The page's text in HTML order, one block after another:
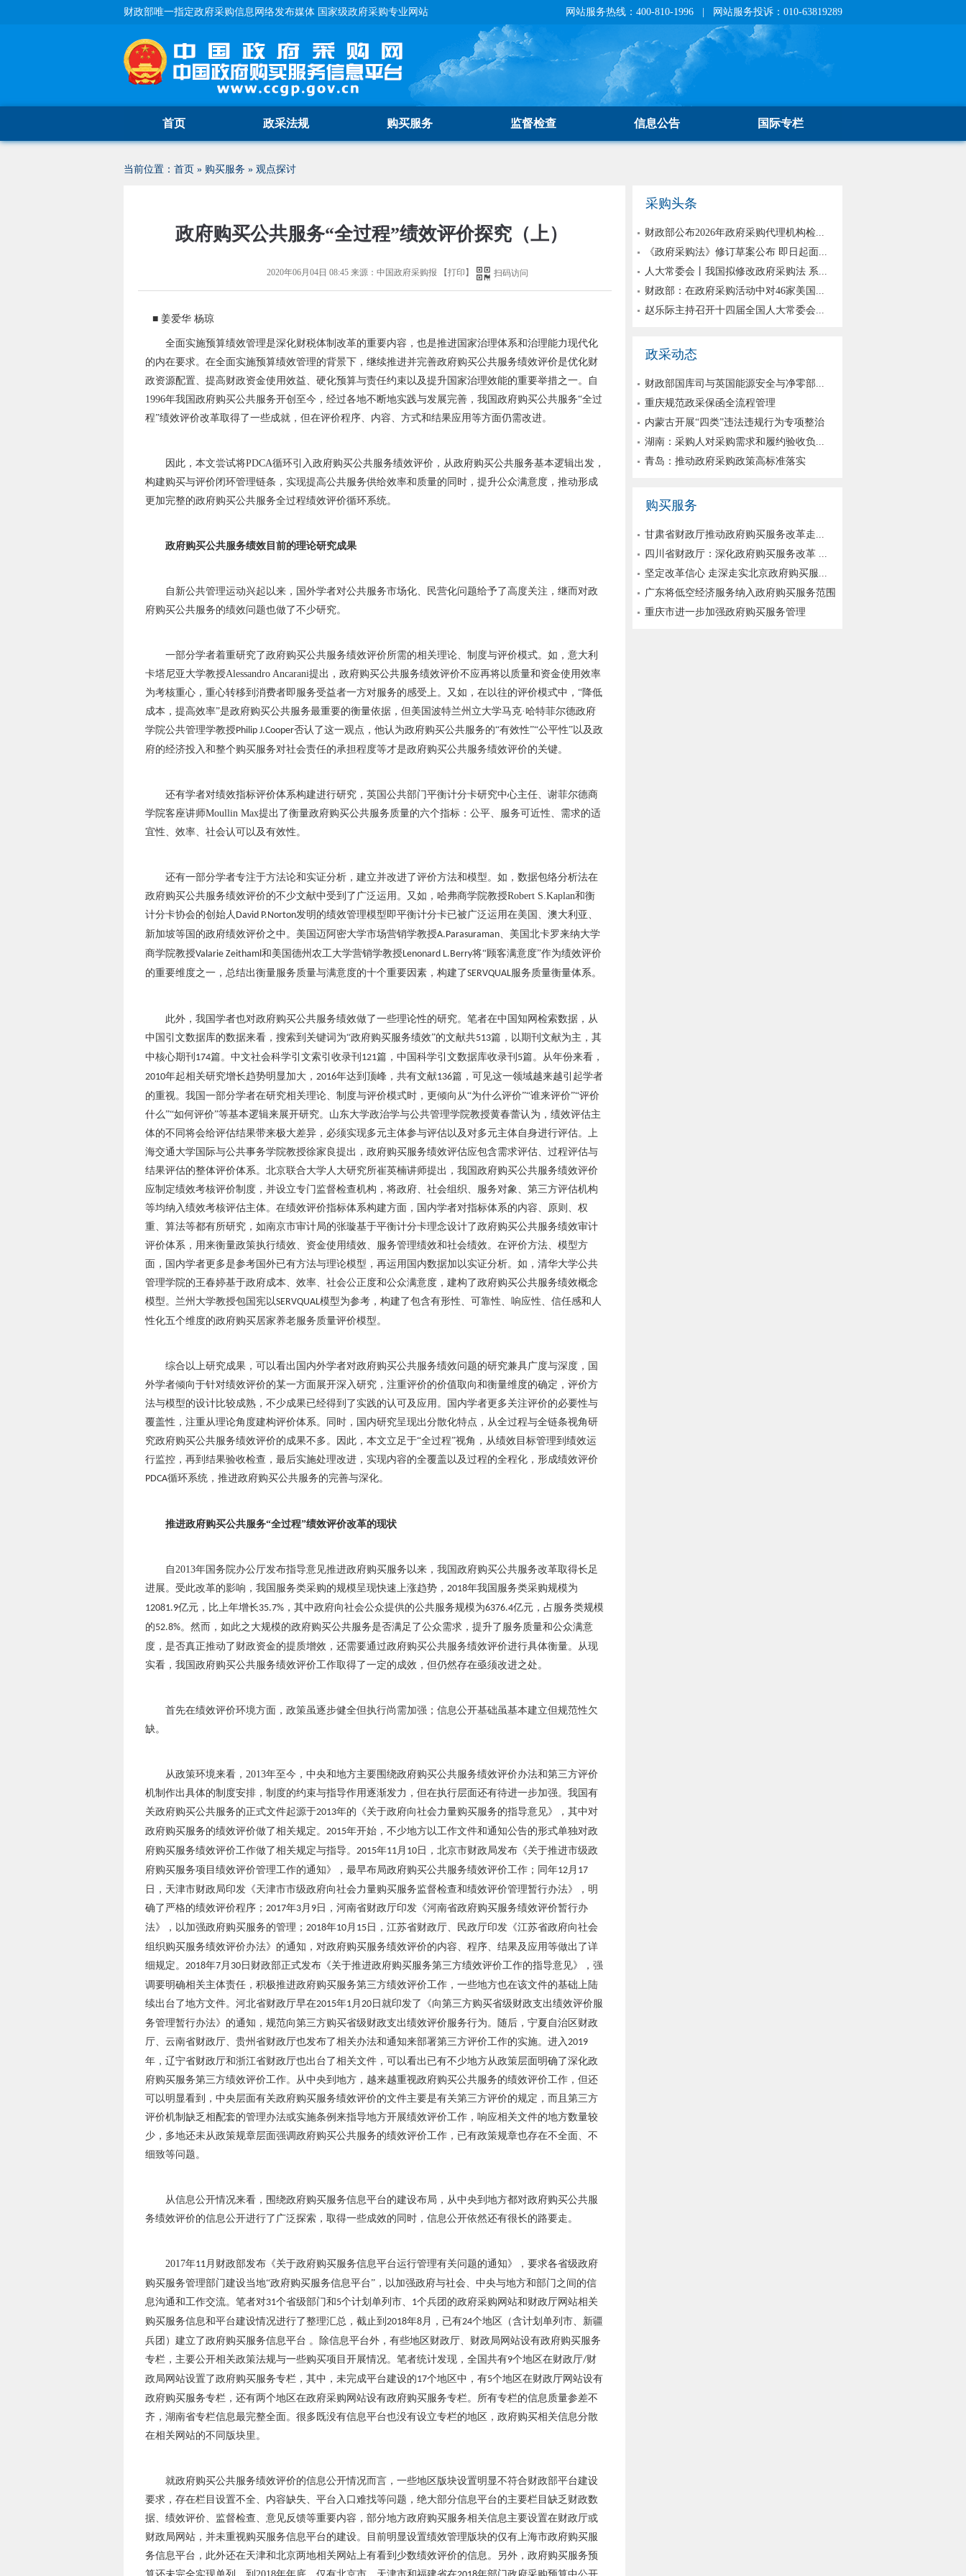
财政部唯一指定政府采购信息网络发布媒体 国家级政府采购专业网站 网站服务热线：400-810-1996 | 网站服务投诉：010-63819289
首页 政采法规 购买服务 监督检查 信息公告 国际专栏
当前位置： 首页 » 购买服务 » 观点探讨
政府购买公共服务“全过程”绩效评价探究（上）
2020年06月04日 08:45来源： 中国政府采购报 【打印 】 扫码访问
■ 姜爱华 杨琼
全面实施预算绩效管理是深化财税体制改革的重要内容，也是推进国家治理体系和治理能力现代化
的内在要求。在全面实施预算绩效管理的背景下，继续推进并完善政府购买公共服务绩效评价是优化财
政资源配置、提高财政资金使用效益、硬化预算与责任约束以及提升国家治理效能的重要举措之一。自
1996年我国政府购买公共服务开创至今，经过各地不断地实践与发展完善，我国政府购买公共服务“全过
程”绩效评价改革取得了一些成就，但在评价程序、内容、方式和结果应用等方面仍需改进。
因此，本文尝试将PDCA循环引入政府购买公共服务绩效评价，从政府购买公共服务基本逻辑出发，
构建购买与评价闭环管理链条，实现提高公共服务供给效率和质量的同时，提升公众满意度，推动形成
更加完整的政府购买公共服务全过程绩效评价循环系统。
政府购买公共服务绩效目前的理论研究成果
自新公共管理运动兴起以来，国外学者对公共服务市场化、民营化问题给予了高度关注，继而对政
府购买公共服务的绩效问题也做了不少研究。
一部分学者着重研究了政府购买公共服务绩效评价所需的相关理论、制度与评价模式。如，意大利
卡塔尼亚大学教授Alessandro Ancarani提出，政府购买公共服务绩效评价不应再将以质量和资金使用效率
为考核重心，重心转移到消费者即服务受益者一方对服务的感受上。又如，在以往的评价模式中，“降低
成本，提高效率”是政府购买公共服务最重要的衡量依据，但美国波特兰州立大学马克·哈特菲尔德政府
学院公共管理学教授Philip J.Cooper否认了这一观点，他认为政府购买公共服务的“有效性”“公平性”以及政
府的经济投入和整个购买服务对社会责任的承担程度等才是政府购买公共服务绩效评价的关键。
还有学者对绩效指标评价体系构建进行研究，英国公共部门平衡计分卡研究中心主任、谢菲尔德商
学院客座讲师Moullin Max提出了衡量政府购买公共服务质量的六个指标：公平、服务可近性、需求的适
宜性、效率、社会认可以及有效性。
还有一部分学者专注于方法论和实证分析，建立并改进了评价方法和模型。如，数据包络分析法在
政府购买公共服务绩效评价的不少文献中受到了广泛运用。又如，哈弗商学院教授Robert S.Kaplan和衡
计分卡协会的创始人 David P.Norton发明的绩效管理模型即平衡计分卡已被广泛运用在美国、澳大利亚、
新加坡等国的政府绩效评价之中。美国迈阿密大学市场营销学教授A.Parasuraman、美国北卡罗来纳大学
商学院教授Valarie Zeithaml和美国德州农工大学营销学教授Lenonard L.Berry将“顾客满意度”作为绩效评价
的重要维度之一，总结出衡量服务质量与满意度的十个重要因素，构建了SERVQUAL服务质量衡量体系。
此外，我国学者也对政府购买公共服务绩效做了一些理论性的研究。笔者在中国知网检索数据，从
中国引文数据库的数据来看，搜索到关键词为“政府购买服务绩效”的文献共513篇，以期刊文献为主，其
中核心期刊 174篇。中文社会科学引文索引收录刊 121篇，中国科学引文数据库收录刊 5篇。从年份来看，
2010年起相关研究增长趋势明显加大， 2016年达到顶峰，共有文献136篇，可见这一领域越来越引起学者
的重视。我国一部分学者在研究相关理论、制度与评价模式时，更倾向从“为什么评价”“谁来评价”“评价
什么”“如何评价”等基本逻辑来展开研究。山东大学政治学与公共管理学院教授黄春蕾认为，绩效评估主
体的不同将会给评估结果带来极大差异，必须实现多元主体参与评估以及对多元主体自身进行评估。上
海交通大学国际与公共事务学院教授徐家良提出，政府购买服务绩效评估应包含需求评估、过程评估与
结果评估的整体评价体系。北京联合大学人大研究所崔英楠讲师提出，我国政府购买公共服务绩效评价
应制定绩效考核评价制度，并设立专门监督检查机构，将政府、社会组织、服务对象、第三方评估机构
等均纳入绩效考核评估主体。在绩效评价指标体系构建方面，国内学者对指标体系的内容、原则、权
重、算法等都有所研究，如南京市审计局的张璇基于平衡计分卡理念设计了政府购买公共服务绩效审计
评价体系，用来衡量政策执行绩效、资金使用绩效、服务管理绩效和社会绩效。在评价方法、模型方
面，国内学者更多是参考国外已有方法与理论模型，再运用国内数据加以实证分析。如，清华大学公共
管理学院的王春婷基于政府成本、效率、社会公正度和公众满意度，建构了政府购买公共服务绩效概念
模型。兰州大学教授包国宪以SERVQUAL模型为参考，构建了包含有形性、可靠性、响应性、信任感和人
性化五个维度的政府购买居家养老服务质量评价模型。
综合以上研究成果，可以看出国内外学者对政府购买公共服务绩效问题的研究兼具广度与深度，国
外学者倾向于针对绩效评价的某一方面展开深入研究，注重评价的价值取向和衡量维度的确定，评价方
法与模型的设计比较成熟，不少成果已经得到了实践的认可及应用。国内学者更多关注评价的必要性与
覆盖性，注重从理论角度建构评价体系。同时，国内研究呈现出分散化特点，从全过程与全链条视角研
究政府购买公共服务绩效评价的成果不多。因此，本文立足于“全过程”视角，从绩效目标管理到绩效运
行监控，再到结果验收检查，最后实施处理改进，实现内容的全覆盖以及过程的全程化，形成绩效评价
PDCA循环系统，推进政府购买公共服务的完善与深化。
推进政府购买公共服务“全过程”绩效评价改革的现状
自2013年国务院办公厅发布指导意见推进政府购买服务以来，我国政府购买公共服务改革取得长足
进展。受此改革的影响，我国服务类采购的规模呈现快速上涨趋势， 2018年我国服务类采购规模为
12081.9亿元，比上年增长35.7% ，其中政府向社会公众提供的公共服务规模为6376.4亿元，占服务类规模
的52.8%。然而，如此之大规模的政府购买公共服务是否满足了公众需求，提升了服务质量和公众满意
度，是否真正推动了财政资金的提质增效，还需要通过政府购买公共服务绩效评价进行具体衡量。从现
实看，我国政府购买公共服务绩效评价工作取得了一定的成效，但仍然存在亟须改进之处。
首先在绩效评价环境方面，政策虽逐步健全但执行尚需加强；信息公开基础虽基本建立但规范性欠
缺。
从政策环境来看， 2013年至今，中央和地方主要围绕政府购买公共服务绩效评价办法和第三方评价
机制作出具体的制度安排，制度的约束与指导作用逐渐发力，但在执行层面还有待进一步加强。我国有
关政府购买公共服务的正式文件起源于2013年的《关于政府向社会力量购买服务的指导意见》，其中对
政府购买服务的绩效评价做了相关规定。 2015年开始，不少地方以工作文件和通知公告的形式单独对政
府购买服务绩效评价工作做了相关规定与指导。 2015年11月 10 日，北京市财政局发布《关于推进市级政
府购买服务项目绩效评价管理工作的通知》，最早布局政府购买公共服务绩效评价工作；同年12月 17
日，天津市财政局印发《天津市市级政府向社会力量购买服务监督检查和绩效评价管理暂行办法》，明
确了严格的绩效评价程序； 2017年3月 9 日，河南省财政厅印发《河南省政府购买服务绩效评价暂行办
法》，以加强政府购买服务的管理； 2018年10月 15 日，江苏省财政厅、民政厅印发《江苏省政府向社会
组织购买服务绩效评价办法》的通知，对政府购买服务绩效评价的内容、程序、结果及应用等做出了详
细规定。 2018年7月 30 日财政部正式发布《关于推进政府购买服务第三方绩效评价工作的指导意见》，强
调要明确相关主体责任，积极推进政府购买服务第三方绩效评价工作，一些地方也在该文件的基础上陆
续出台了地方文件。河北省财政厅早在2015年1月 20 日就印发了《向第三方购买省级财政支出绩效评价服
务管理暂行办法》的通知，规范向第三方购买省级财政支出绩效评价服务行为。随后，宁夏自治区财政
厅、云南省财政厅、贵州省财政厅也发布了相关办法和通知来部署第三方评价工作的实施。进入2019
年，辽宁省财政厅和浙江省财政厅也出台了相关文件，可以看出已有不少地方从政策层面明确了深化政
府购买服务第三方绩效评价工作。从中央到地方，越来越重视政府购买公共服务的绩效评价工作，但还
可以明显看到，中央层面有关政府购买服务绩效评价的文件主要是有关第三方评价的规定，而且第三方
评价机制缺乏相配套的管理办法或实施条例来指导地方开展绩效评价工作，响应相关文件的地方数量较
少，多地还未从政策规章层面强调政府购买公共服务的绩效评价工作，已有政策规章也存在不全面、不
细致等问题。
从信息公开情况来看，围绕政府购买服务信息平台的建设布局，从中央到地方都对政府购买公共服
务绩效评价的信息公开进行了广泛探索，取得一些成效的同时，信息公开依然还有很长的路要走。
2017年11月财政部发布《关于政府购买服务信息平台运行管理有关问题的通知》，要求各省级政府
购买服务管理部门建设当地“政府购买服务信息平台”，以加强政府与社会、中央与地方和部门之间的信
息沟通和工作交流。笔者对31个省级部门和 5个计划单列市、 1个兵团的政府采购网站和财政厅网站相关
购买服务信息和平台建设情况进行了整理汇总，截止到 2018年8月，已有24个地区（含计划单列市、新疆
兵团）建立了政府购买服务信息平台 。除信息平台外，有些地区财政厅、财政局网站设有政府购买服务
专栏，主要公开相关政策法规与一些购买项目开展情况。笔者统计发现，全国共有9个地区在财政厅/财
政局网站设置了政府购买服务专栏，其中，未完成平台建设的17个地区中，有5个地区在财政厅网站设有
政府购买服务专栏，还有两个地区在政府采购网站设有政府购买服务专栏。所有专栏的信息质量参差不
齐，湖南省专栏信息最完整全面。很多既没有信息平台也没有设立专栏的地区，政府购买相关信息分散
在相关网站的不同版块里。
就政府购买公共服务绩效评价的信息公开情况而言，一些地区版块设置明显不符合财政部平台建设
要求，存在栏目设置不全、内容缺失、平台入口难找等问题，绝大部分信息平台的主要栏目缺乏财政数
据、绩效评价、监督检查、意见反馈等重要内容，部分地方政府购买服务相关信息主要设置在财政厅或
财政局网站，并未重视购买服务信息平台的建设。目前明显设置绩效管理版块的仅有上海市政府购买服
务信息平台，此外还在天津和北京两地相关网站上有看到少数绩效评价的信息。另外，政府购买服务预
采购头条
财政部公布2026年政府采购代理机构检...
《政府采购法》修订草案公布 即日起面...
人大常委会丨我国拟修改政府采购法 系...
财政部：在政府采购活动中对46家美国...
赵乐际主持召开十四届全国人大常委会...
政采动态
财政部国库司与英国能源安全与净零部...
重庆规范政采保函全流程管理
内蒙古开展“四类”违法违规行为专项整治
湖南：采购人对采购需求和履约验收负...
青岛：推动政府采购政策高标准落实
购买服务
甘肃省财政厅推动政府购买服务改革走...
四川省财政厅：深化政府购买服务改革 ...
坚定改革信心 走深走实北京政府购买服...
广东将低空经济服务纳入政府购买服务范围
重庆市进一步加强政府购买服务管理